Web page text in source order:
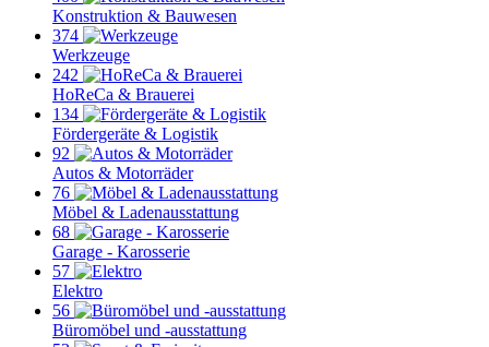
Konstruktion & Bauwesen
374
Werkzeuge
242
HoReCa & Brauerei
134
Fördergeräte & Logistik
92
Autos & Motorräder
76
Möbel & Ladenausstattung
68
Garage - Karosserie
57
Elektro
56
Büromöbel und -ausstattung